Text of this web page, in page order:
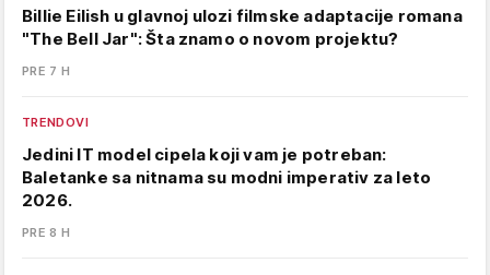
Billie Eilish u glavnoj ulozi filmske adaptacije romana
"The Bell Jar": Šta znamo o novom projektu?
PRE 7 H
TRENDOVI
Jedini IT model cipela koji vam je potreban:
Baletanke sa nitnama su modni imperativ za leto
2026.
PRE 8 H